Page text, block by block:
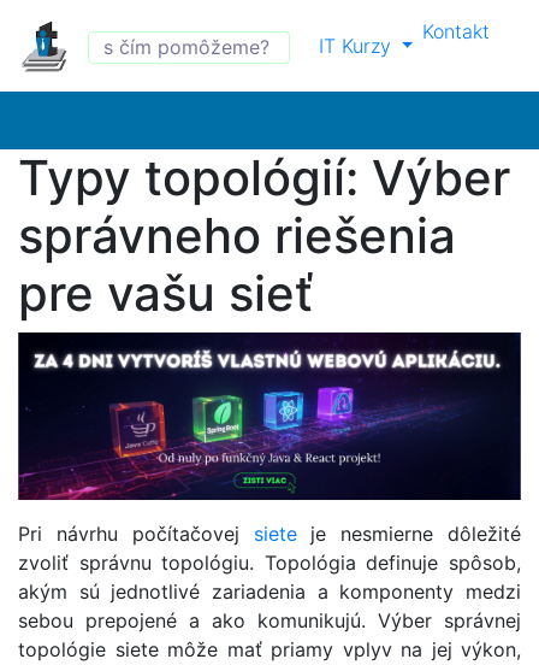
IT Kurzy
Kontakt
Typy topológií: Výber
správneho riešenia
pre vašu sieť
Pri návrhu počítačovej sieteje nesmierne dôležité
zvoliť správnu topológiu. Topológia definuje spôsob,
akým sú jednotlivé zariadenia a komponenty medzi
sebou prepojené a ako komunikujú. Výber správnej
topológie siete môže mať priamy vplyv na jej výkon,